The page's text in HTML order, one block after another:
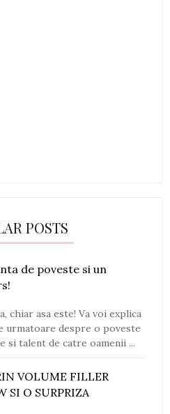
POSTS
de poveste si un
chiar asa este! Va voi explica
urmatoare despre o poveste
si talent de catre oamenii ...
VOLUME FILLER
SI O SURPRIZA